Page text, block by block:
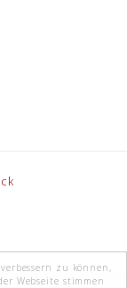
zu können,
Webseite stimmen